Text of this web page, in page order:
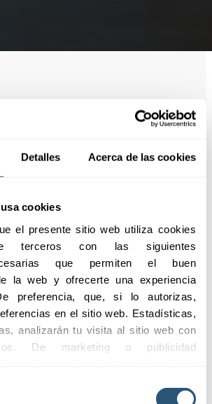
Detalles Acerca de las cookies
cookies
el presente sitio web utiliza cookies
terceros con las siguientes
que permiten el buen
la web y ofrecerte una experiencia
preferencia, que, si lo autorizas,
en el sitio web. Estadísticas,
analizarán tu visita al sitio web con
De marketing o publicidad
los anuncios y medir su
Avales a más de 5